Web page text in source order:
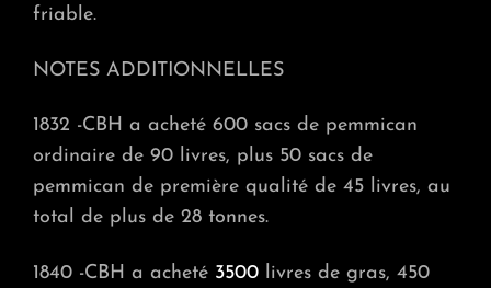
friable.
NOTES ADDITIONNELLES
1832 -CBH a acheté 600 sacs de pemmican
ordinaire de 90 livres, plus 50 sacs de
pemmican de première qualité de 45 livres, au
total de plus de 28 tonnes.
1840 -CBH a acheté 3500 livres de gras, 450